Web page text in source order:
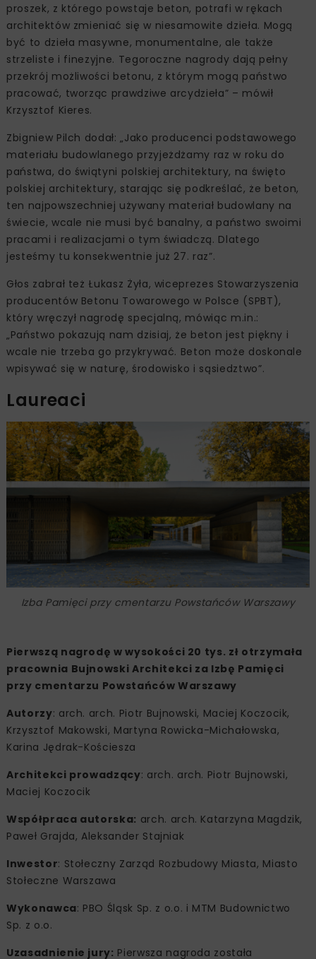
proszek, z którego powstaje beton, potrafi w rękach
architektów zmieniać się w niesamowite dzieła. Mogą
być to dzieła masywne, monumentalne, ale także
strzeliste i finezyjne. Tegoroczne nagrody dają pełny
przekrój możliwości betonu, z którym mogą państwo
pracować, tworząc prawdziwe arcydzieła” – mówił
Krzysztof Kieres.
Zbigniew Pilch dodał: „Jako producenci podstawowego
materiału budowlanego przyjeżdżamy raz w roku do
państwa, do świątyni polskiej architektury, na święto
polskiej architektury, starając się podkreślać, że beton,
ten najpowszechniej używany materiał budowlany na
świecie, wcale nie musi być banalny, a państwo swoimi
pracami i realizacjami o tym świadczą. Dlatego
jesteśmy tu konsekwentnie już 27. raz”.
Głos zabrał też Łukasz Żyła, wiceprezes Stowarzyszenia
producentów Betonu Towarowego w Polsce (SPBT),
który wręczył nagrodę specjalną, mówiąc m.in.:
„Państwo pokazują nam dzisiaj, że beton jest piękny i
wcale nie trzeba go przykrywać. Beton może doskonale
wpisywać się w naturę, środowisko i sąsiedztwo”.
Laureaci
Izba Pamięci przy cmentarzu Powstańców Warszawy
Pierwszą nagrodę w wysokości 20 tys. zł otrzymała
pracownia Bujnowski Architekci za Izbę Pamięci
przy cmentarzu Powstańców Warszawy
Autorzy: arch. arch. Piotr Bujnowski, Maciej Koczocik,
Krzysztof Makowski, Martyna Rowicka-Michałowska,
Karina Jędrak-Kościesza
Architekci prowadzący: arch. arch. Piotr Bujnowski,
Maciej Koczocik
Współpraca autorska: arch. arch. Katarzyna Magdzik,
Paweł Grajda, Aleksander Stajniak
Inwestor: Stołeczny Zarząd Rozbudowy Miasta, Miasto
Stołeczne Warszawa
Wykonawca: PBO Śląsk Sp. z o.o. i MTM Budownictwo
Sp. z o.o.
Uzasadnienie jury: Pierwsza nagroda została